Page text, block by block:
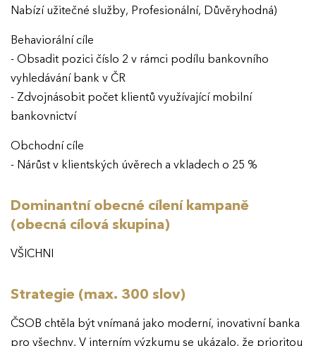
Nabízí užitečné služby, Profesionální, Důvěryhodná)
Behaviorální cíle
- Obsadit pozici číslo 2 v rámci podílu bankovního
vyhledávání bank v ČR
- Zdvojnásobit počet klientů využívající mobilní
bankovnictví
Obchodní cíle
- Nárůst v klientských úvěrech a vkladech o 25 %
Dominantní obecné cílení kampaně
(obecná cílová skupina)
VŠICHNI
Strategie (max. 300 slov)
ČSOB chtěla být vnímaná jako moderní, inovativní banka
pro všechny. V interním výzkumu se ukázalo, že prioritou